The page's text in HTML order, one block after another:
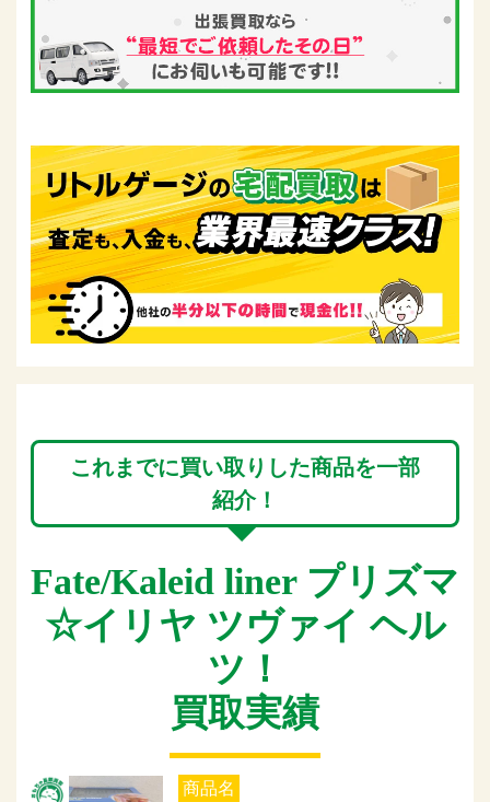
これまでに買い取りした商品を一部
紹介！
Fate/Kaleid liner プリズマ
☆イリヤ ツヴァイ ヘル
ツ！
買取実績
商品名